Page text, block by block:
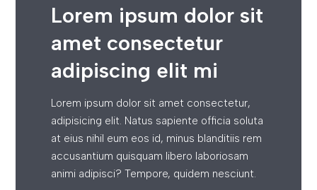
Lorem ipsum dolor sit
amet consectetur
adipiscing elit mi
Lorem ipsum dolor sit amet consectetur,
adipisicing elit. Natus sapiente officia soluta
at eius nihil eum eos id, minus blanditiis rem
accusantium quisquam libero laboriosam
animi adipisci? Tempore, quidem nesciunt.